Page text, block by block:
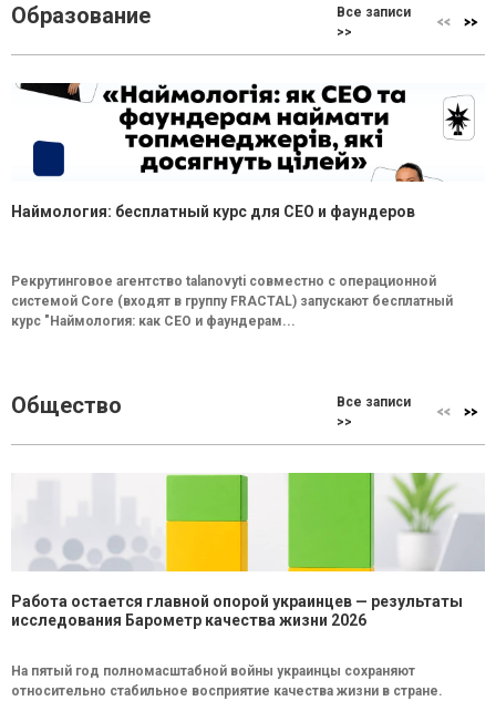
Образование
Все записи
>>
Наймология: бесплатный курс для CEO и фаундеров
Рекрутинговое агентство talanovyti совместно с операционной
системой Core (входят в группу FRACTAL) запускают бесплатный
курс "Наймология: как СEO и фаундерам...
Общество
Все записи
>>
Работа остается главной опорой украинцев — результаты
исследования Барометр качества жизни 2026
На пятый год полномасштабной войны украинцы сохраняют
относительно стабильное восприятие качества жизни в стране.